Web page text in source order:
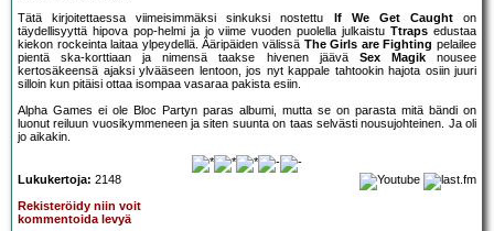
Tätä kirjoitettaessa viimeisimmäksi sinkuksi nostettu
If We Get Caughton
täydellisyyttä hipova pop-helmi ja jo viime vuoden puolella julkaistuTtraps edustaa
kiekon rockeinta laitaa ylpeydellä. Ääripäiden välissä The Girls are Fighting pelailee
pientä ska-korttiaan ja nimensä taakse hivenen jäävä Sex Magiknousee
kertosäkeensä ajaksi ylvääseen lentoon, jos nyt kappale tahtookin hajota osiin juuri
silloin kun pitäisi ottaa isompaa vasaraa pakista esiin.
Alpha Games ei ole Bloc Partyn paras albumi, mutta se on parasta mitä bändi on
luonut reiluun vuosikymmeneen ja siten suunta on taas selvästi nousujohteinen. Ja oli
jo aikakin.
Lukukertoja: 2148
Rekisteröidy niin voit
kommentoida levyä